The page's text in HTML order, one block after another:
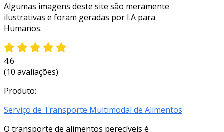
Algumas imagens deste site são meramente
ilustrativas e foram geradas por I.A para
Humanos.
4.6
(10 avaliações)
Produto:
Serviço de Transporte Multimodal de Alimentos
O transporte de alimentos perecíveis é